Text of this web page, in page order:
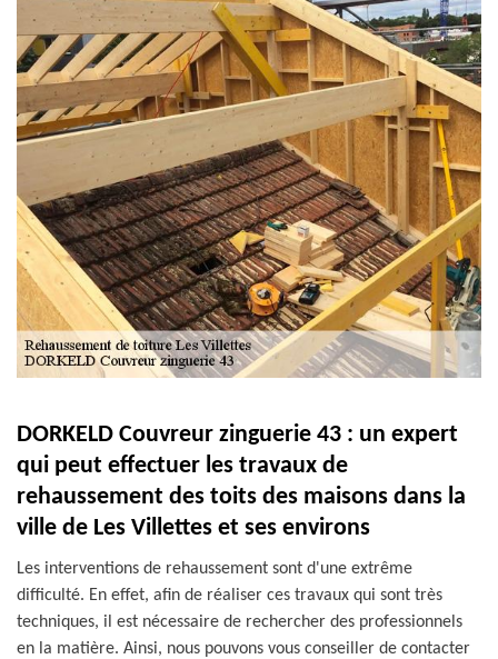
DORKELD Couvreur zinguerie 43 : un expert
qui peut effectuer les travaux de
rehaussement des toits des maisons dans la
ville de Les Villettes et ses environs
Les interventions de rehaussement sont d'une extrême
difficulté. En effet, afin de réaliser ces travaux qui sont très
techniques, il est nécessaire de rechercher des professionnels
en la matière. Ainsi, nous pouvons vous conseiller de contacter